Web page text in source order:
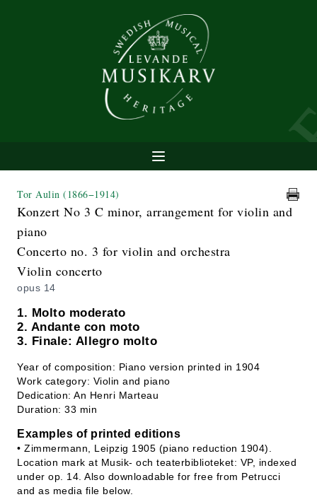
Tor Aulin (1866−1914)
Konzert No 3 C minor, arrangement for violin and
piano
Concerto no. 3 for violin and orchestra
Violin concerto
opus 14
1. Molto moderato
2. Andante con moto
3. Finale: Allegro molto
Year of composition: Piano version printed in 1904
Work category: Violin and piano
Dedication: An Henri Marteau
Duration: 33 min
Examples of printed editions
• Zimmermann, Leipzig 1905 (piano reduction 1904).
Location mark at Musik- och teaterbiblioteket: VP, indexed
under op. 14. Also downloadable for free from Petrucci
and as media file below.